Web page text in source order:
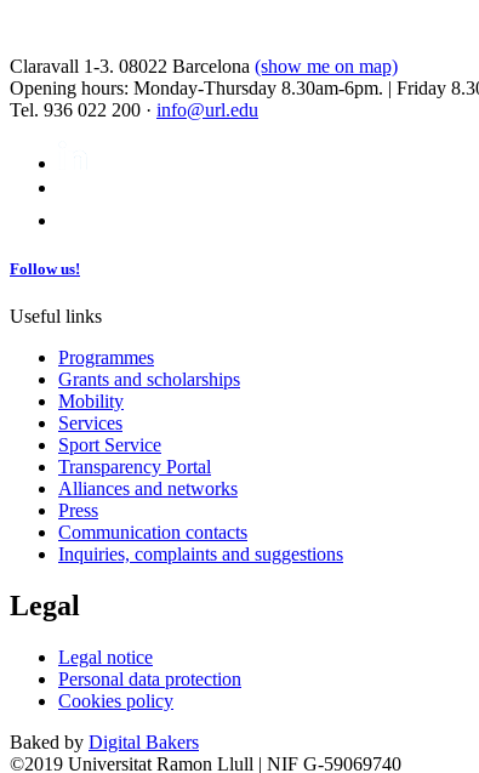
Claravall 1-3. 08022 Barcelona (show me on map)
Opening hours: Monday-Thursday 8.30am-6pm. | Friday
Tel. 936 022 200 · info@url.edu
Follow us!
Useful links
Programmes
Grants and scholarships
Mobility
Services
Sport Service
Transparency Portal
Alliances and networks
Press
Communication contacts
Inquiries, complaints and suggestions
Legal
Legal notice
Personal data protection
Cookies policy
Baked by Digital Bakers
©2019 Universitat Ramon Llull | NIF G-59069740